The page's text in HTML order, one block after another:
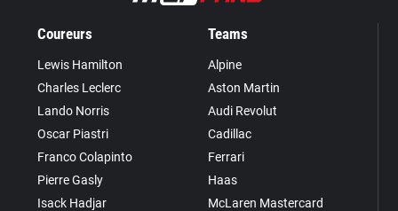
Coureurs
Lewis Hamilton
Charles Leclerc
Lando Norris
Oscar Piastri
Franco Colapinto
Pierre Gasly
Isack Hadjar
Teams
Alpine
Aston Martin
Audi Revolut
Cadillac
Ferrari
Haas
McLaren Mastercard